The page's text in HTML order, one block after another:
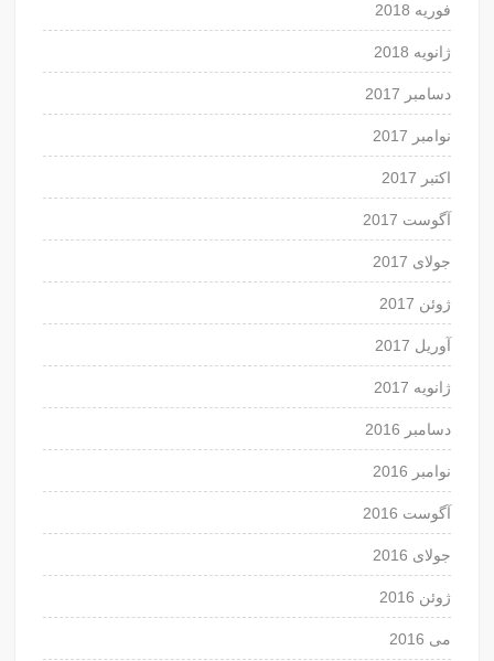
فوریه 2018
ژانویه 2018
دسامبر 2017
نوامبر 2017
اکتبر 2017
آگوست 2017
جولای 2017
ژوئن 2017
آوریل 2017
ژانویه 2017
دسامبر 2016
نوامبر 2016
آگوست 2016
جولای 2016
ژوئن 2016
می 2016